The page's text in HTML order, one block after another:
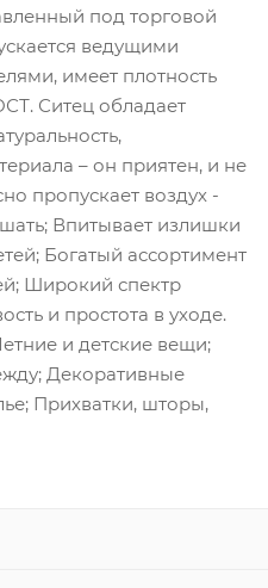
под торговой
ведущими
имеет плотность
Ситец обладает
– он приятен, и не
пропускает воздух -
Впитывает излишки
Богатый ассортимент
Широкий спектр
и простота в уходе.
и детские вещи;
Декоративные
Прихватки, шторы,